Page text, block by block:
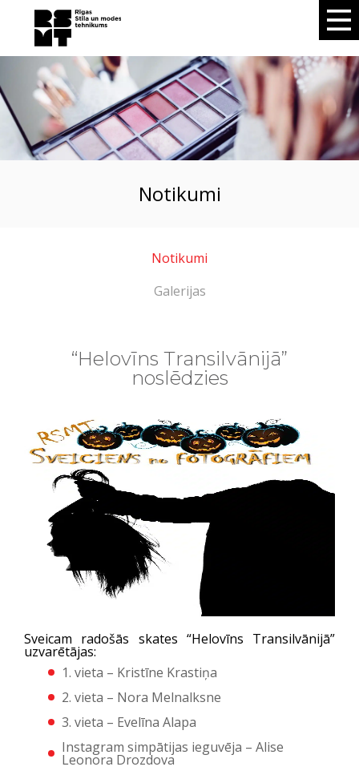
notikumi
Notikumi
Galerijas
“Helovīns Transilvānijā”
noslēdzies
Sveicam radošās skates “Helovīns Transilvānijā”
uzvarētājas:
1. vieta – Kristīne Krastiņa
2. vieta – Nora Melnalksne
3. vieta – Evelīna Alapa
Instagram simpātijas ieguvēja – Alise
Leonora Drozdova